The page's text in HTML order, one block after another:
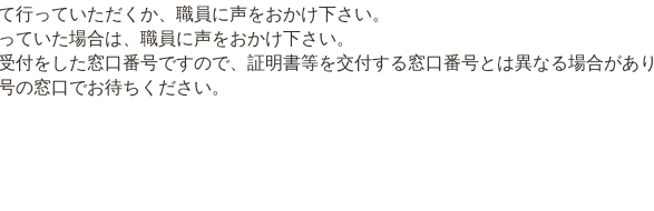
行っていただくか、職員に声をおかけ下さい。
いた場合は、職員に声をおかけ下さい。
付をした窓口番号ですので、証明書等を交付する窓口番号とは異なる場合があり
の窓口でお待ちください。